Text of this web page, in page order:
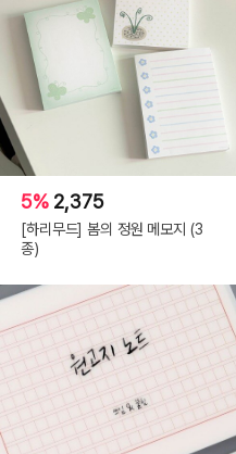
5% 2,375
[하리무드] 봄의 정원 메모지 (3
종)